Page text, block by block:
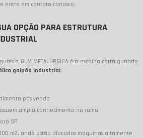
entre em contato conosco.
OPÇÃO PARA ESTRUTURA
a GLM METALÚRGICA é a escolha certa quando
galpão industrial:
pós venda
amplo conhecimento no ramo
SP
m2, onde estão alocadas máquinas altamente